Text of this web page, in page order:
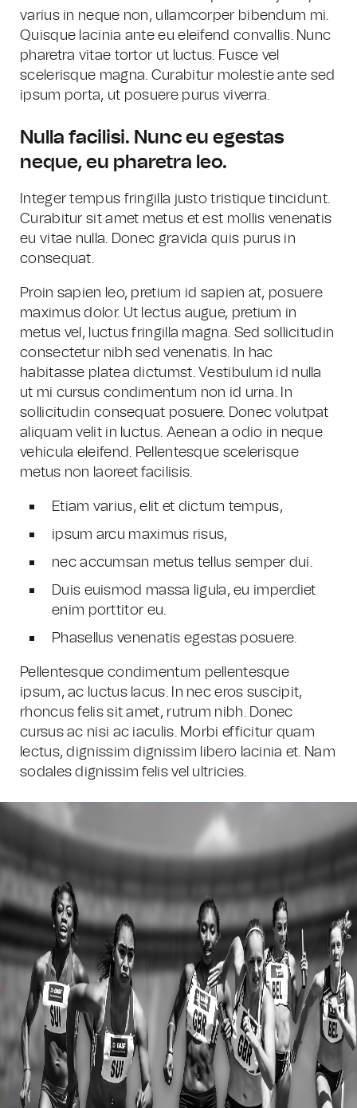
varius in neque non, ullamcorper bibendum mi.
Quisque lacinia ante eu eleifend convallis. Nunc
pharetra vitae tortor ut luctus. Fusce vel
scelerisque magna. Curabitur molestie ante sed
ipsum porta, ut posuere purus viverra.
Nulla facilisi. Nunc eu egestas
neque, eu pharetra leo.
Integer tempus fringilla justo tristique tincidunt.
Curabitur sit amet metus et est mollis venenatis
eu vitae nulla. Donec gravida quis purus in
consequat.
Proin sapien leo, pretium id sapien at, posuere
maximus dolor. Ut lectus augue, pretium in
metus vel, luctus fringilla magna. Sed sollicitudin
consectetur nibh sed venenatis. In hac
habitasse platea dictumst. Vestibulum id nulla
ut mi cursus condimentum non id urna. In
sollicitudin consequat posuere. Donec volutpat
aliquam velit in luctus. Aenean a odio in neque
vehicula eleifend. Pellentesque scelerisque
metus non laoreet facilisis.
Etiam varius, elit et dictum tempus,
ipsum arcu maximus risus,
nec accumsan metus tellus semper dui.
Duis euismod massa ligula, eu imperdiet
enim porttitor eu.
Phasellus venenatis egestas posuere.
Pellentesque condimentum pellentesque
ipsum, ac luctus lacus. In nec eros suscipit,
rhoncus felis sit amet, rutrum nibh. Donec
cursus ac nisi ac iaculis. Morbi efficitur quam
lectus, dignissim dignissim libero lacinia et. Nam
sodales dignissim felis vel ultricies.